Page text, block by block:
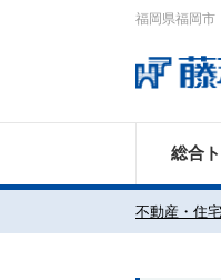
福岡県福岡市
総合
不動産・住